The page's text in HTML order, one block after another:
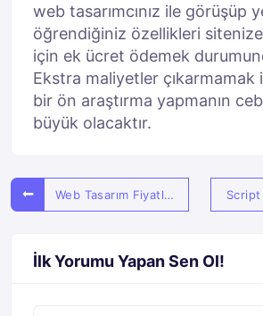
web tasarımcınız ile görüşüp
öğrendiğiniz özellikleri
için ek ücret ödemek
Ekstra maliyetler çıkarmamak
bir ön araştırma yapmanın
büyük olacaktır.
Web Tasarım Fiyatları Script
İlk Yorumu Yapan Sen Ol!